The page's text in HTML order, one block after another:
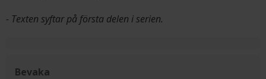
- Texten syftar på första delen i serien.
Bevaka